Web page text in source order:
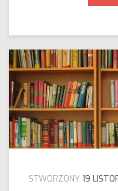
STWORZONY 19